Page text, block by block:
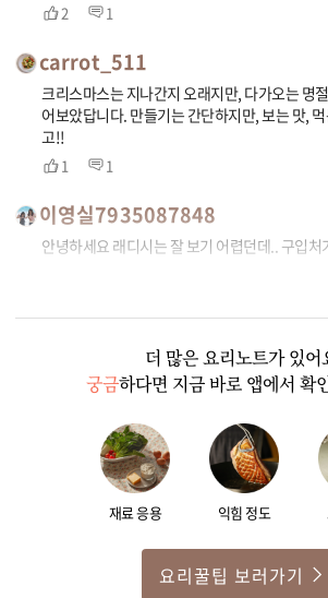
2 1
carrot_511
크리스마스는 지나간지 오래지만, 다가오는 명
어보았답니다. 만들기는 간단하지만, 보는 맛, 먹
고!!
1 1
이영실7935087848
안녕하세요 래디시는 잘 보기 어렵던데.. 구입처
더 많은 요리노트가 있어
궁금하다면 지금 바로 앱에서 확
재료 응용 익힘 정도
요리꿀팁 보러가기